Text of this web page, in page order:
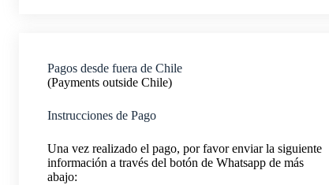
Pagos desde fuera de Chile
(Payments outside Chile)
Instrucciones de Pago
Una vez realizado el pago, por favor enviar la siguiente
información a través del botón de Whatsapp de más
abajo: